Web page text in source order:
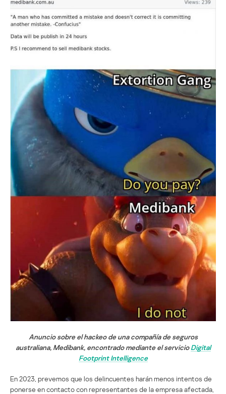
Anuncio sobre el hackeo de una compañía de seguros
australiana, Medibank, encontrado mediante el servicioDigital
Footprint Intelligence
En 2023, prevemos que los delincuentes harán menos intentos de
ponerse en contacto con representantes de la empresa afectada,